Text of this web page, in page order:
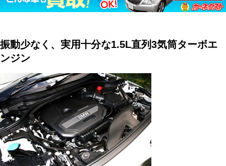
振動少なく、実用十分な1.5L直列3気筒ターボエ
ンジン